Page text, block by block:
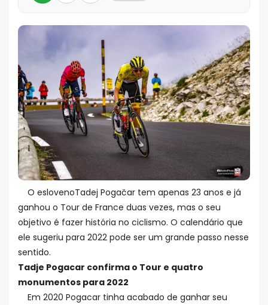
O eslovenoTadej Pogačar tem apenas 23 anos e já
ganhou o Tour de France duas vezes, mas o seu
objetivo é fazer história no ciclismo. O calendário que
ele sugeriu para 2022 pode ser um grande passo nesse
sentido.
Tadje Pogacar confirma o Tour e quatro
monumentos para 2022
Em 2020 Pogacar tinha acabado de ganhar seu